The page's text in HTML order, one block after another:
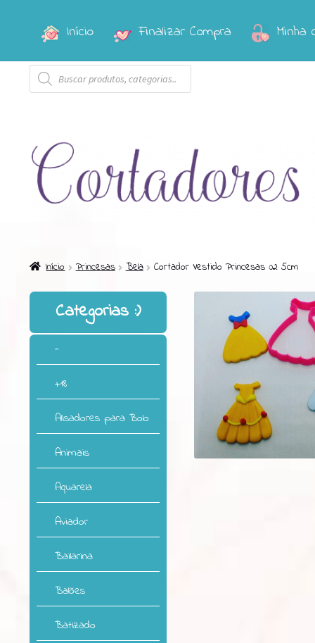
Pular
navegação
Pular
conteúdo
Início Finalizar Compra Minha
Pesquisar
produtos
Início Princesas Bela Cortador Vestido Princesas 02 5cm
Categorias
-
+18
Alisadores para Bolo
Animais
Aquarela
Aviador
Bailarina
Balões
Batizado